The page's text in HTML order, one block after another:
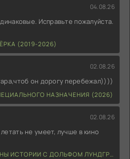
04.08.26
Исправьте пожалуйста.
(2019-2026)
02.08.26
он дорогу перебежал))))
НАЗНАЧЕНИЯ (2026)
02.08.26
не умеет, лучше в кино
С ДОЛЬФОМ ЛУНДГРЕНОМ (2026)